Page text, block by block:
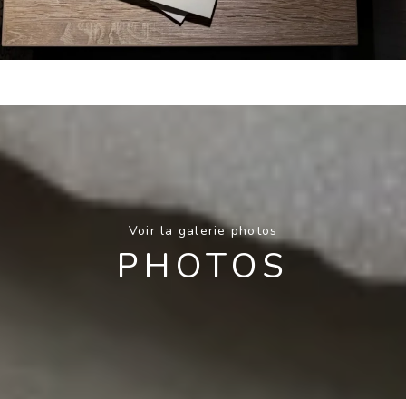
Voir la galerie photos
PHOTOS